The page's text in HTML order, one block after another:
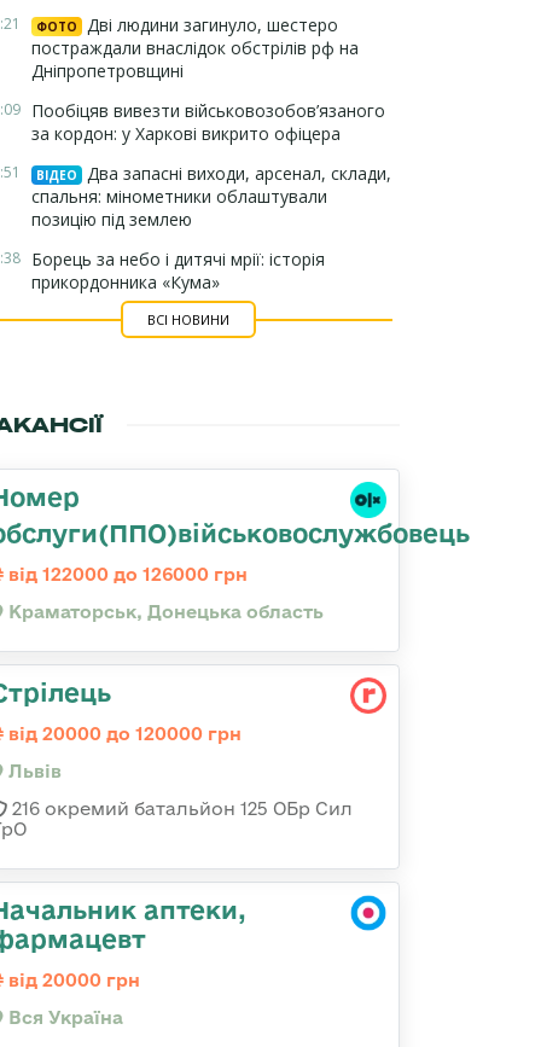
ФОТО
Дві людини загинуло, шестеро
постраждали внаслідок обстрілів рф на
Дніпропетровщині
Пообіцяв вивезти військовозобов’язаного
за кордон: у Харкові викрито офіцера
ВІДЕО
Два запасні виходи, арсенал, склади,
спальня: мінометники облаштували
позицію під землею
Борець за небо і дитячі мрії: історія
прикордонника «Кума»
ВСІ НОВИНИ
від 122000 до 126000 грн
Краматорськ, Донецька область
від 20000 до 120000 грн
Львів
216 окремий батальйон 125 ОБр Сил
аптеки,
від 20000 грн
Вся Україна